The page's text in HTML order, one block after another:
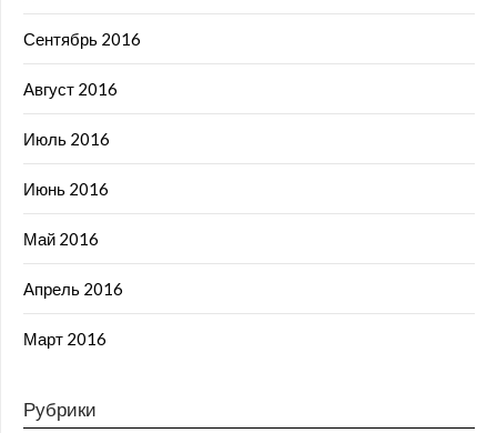
Сентябрь 2016
Август 2016
Июль 2016
Июнь 2016
Май 2016
Апрель 2016
Март 2016
Рубрики